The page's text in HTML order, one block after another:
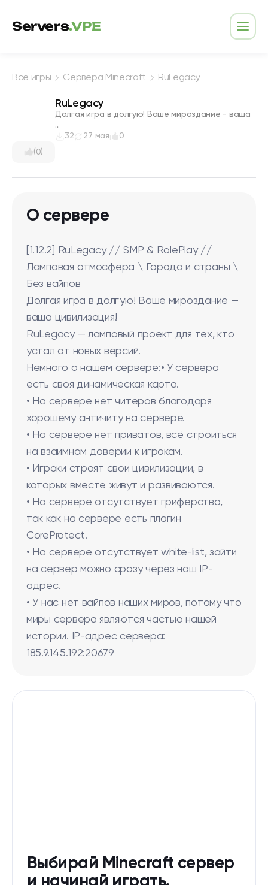
Servers.VPE
Все игры Сервера Minecraft RuLegacy
(0)
RuLegacy
Долгая игра в долгую! Ваше мироздание - ваша
...
32
27 мая 0
О сервере
[1.12.2] RuLegacy // SMP & RolePlay //
Ламповая атмосфера \ Города и страны \
Без вайпов
Долгая игра в долгую! Ваше мироздание —
ваша цивилизация!
RuLegacy — ламповый проект для тех, кто
устал от новых версий.
Немного о нашем сервере:• У сервера
есть своя динамическая карта.
• На сервере нет читеров благодаря
хорошему античиту на сервере.
• На сервере нет приватов, всё строиться
на взаимном доверии к игрокам.
• Игроки строят свои цивилизации, в
которых вместе живут и развиваются.
• На сервере отсутствует гриферство,
так как на сервере есть плагин
CoreProtect.
• На сервере отсутствует white-list, зайти
на сервер можно сразу через наш IP-
адрес.
• У нас нет вайпов наших миров, потому что
миры сервера являются частью нашей
истории. IP-адрес сервера:
185.9.145.192:20679
Выбирай Minecraft сервер
и начинай играть.